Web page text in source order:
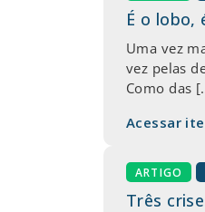
É o lobo,
Uma vez
vez pelas
Como das
Acessar
ARTIGO
Três